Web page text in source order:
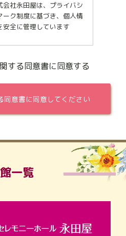
会社永田屋は、プライバシ
ーク制度に基づき、個人情
安全に管理しています
する同意書に同意する
一覧